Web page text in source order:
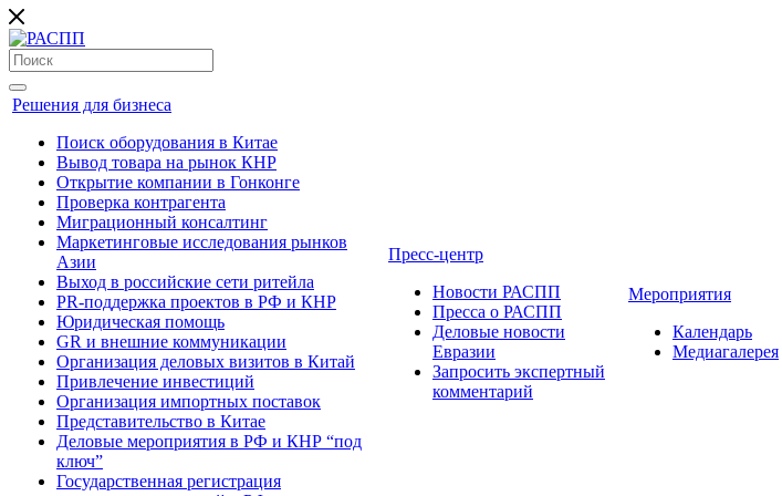
Решения для бизнеса
Поиск оборудования в Китае
Вывод товара на рынок КНР
Открытие компании в Гонконге
Проверка контрагента
Миграционный консалтинг
Маркетинговые исследования рынков
Азии
Выход в российские сети ритейла
PR-поддержка проектов в РФ и КНР
Юридическая помощь
GR и внешние коммуникации
Организация деловых визитов в Китай
Привлечение инвестиций
Организация импортных поставок
Представительство в Китае
Деловые мероприятия в РФ и КНР “под
ключ”
Государственная регистрация
Пресс-центр
Новости РАСПП
Пресса о РАСПП
Деловые новости
Евразии
Запросить экспертный
комментарий
Мероприятия
Календарь
Медиагалерея